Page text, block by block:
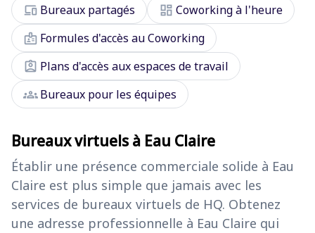
devices Bureaux partagés dashboard Coworking à l'heure
badge Formules d'accès au Coworking
assignment_ind Plans d'accès aux espaces de travail
groupsBureaux pour les équipes
Bureaux virtuels à Eau Claire
Établir une présence commerciale solide à Eau
Claire est plus simple que jamais avec les
services de bureaux virtuels de HQ. Obtenez
une adresse professionnelle à Eau Claire qui